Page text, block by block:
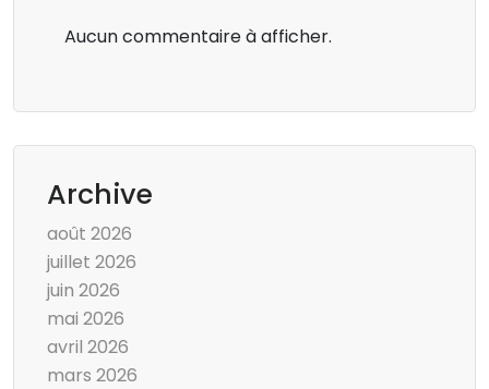
Aucun commentaire à afficher.
Archive
août 2026
juillet 2026
juin 2026
mai 2026
avril 2026
mars 2026